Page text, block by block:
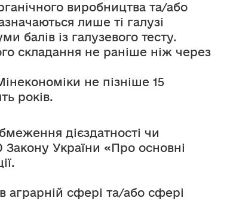
виробництва та/або
лише ті галузі
балів із галузевого тесту.
складання не раніше ніж через
не пізніше 15
років.
дієздатності чи
України «Про основні
аграрній сфері та/або сфері